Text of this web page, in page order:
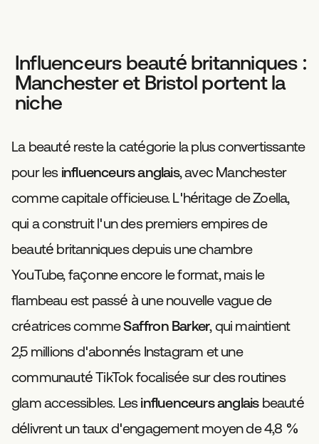
Influenceurs beauté britanniques :
Manchester et Bristol portent la
niche
La beauté reste la catégorie la plus convertissante
pour les influenceurs anglais, avec Manchester
comme capitale officieuse. L'héritage de Zoella,
qui a construit l'un des premiers empires de
beauté britanniques depuis une chambre
YouTube, façonne encore le format, mais le
flambeau est passé à une nouvelle vague de
créatrices commeSaffron Barker, qui maintient
2,5 millions d'abonnés Instagram et une
communauté TikTok focalisée sur des routines
glam accessibles. Lesinfluenceurs anglaisbeauté
délivrent un taux d'engagement moyen de 4,8 %